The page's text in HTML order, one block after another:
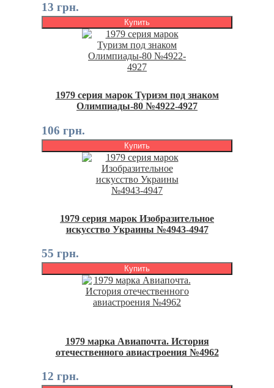
13 грн.
Купить
1979 серия марок Туризм под знаком
Олимпиады-80 №4922-4927
106 грн.
Купить
1979 серия марок Изобразительное
искусство Украины №4943-4947
55 грн.
Купить
1979 марка Авиапочта. История
отечественного авиастроения №4962
12 грн.